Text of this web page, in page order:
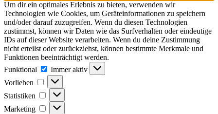
Um dir ein optimales Erlebnis zu bieten, verwenden wir
Technologien wie Cookies, um Geräteinformationen zu speichern
und/oder darauf zuzugreifen. Wenn du diesen Technologien
zustimmst, können wir Daten wie das Surfverhalten oder eindeutige
IDs auf dieser Website verarbeiten. Wenn du deine Zustimmung
nicht erteilst oder zurückziehst, können bestimmte Merkmale und
Funktionen beeinträchtigt werden.
Funktional
Funktional
Immer aktiv
Vorlieben
Vorlieben
Statistiken Statistiken
Marketing Marketing